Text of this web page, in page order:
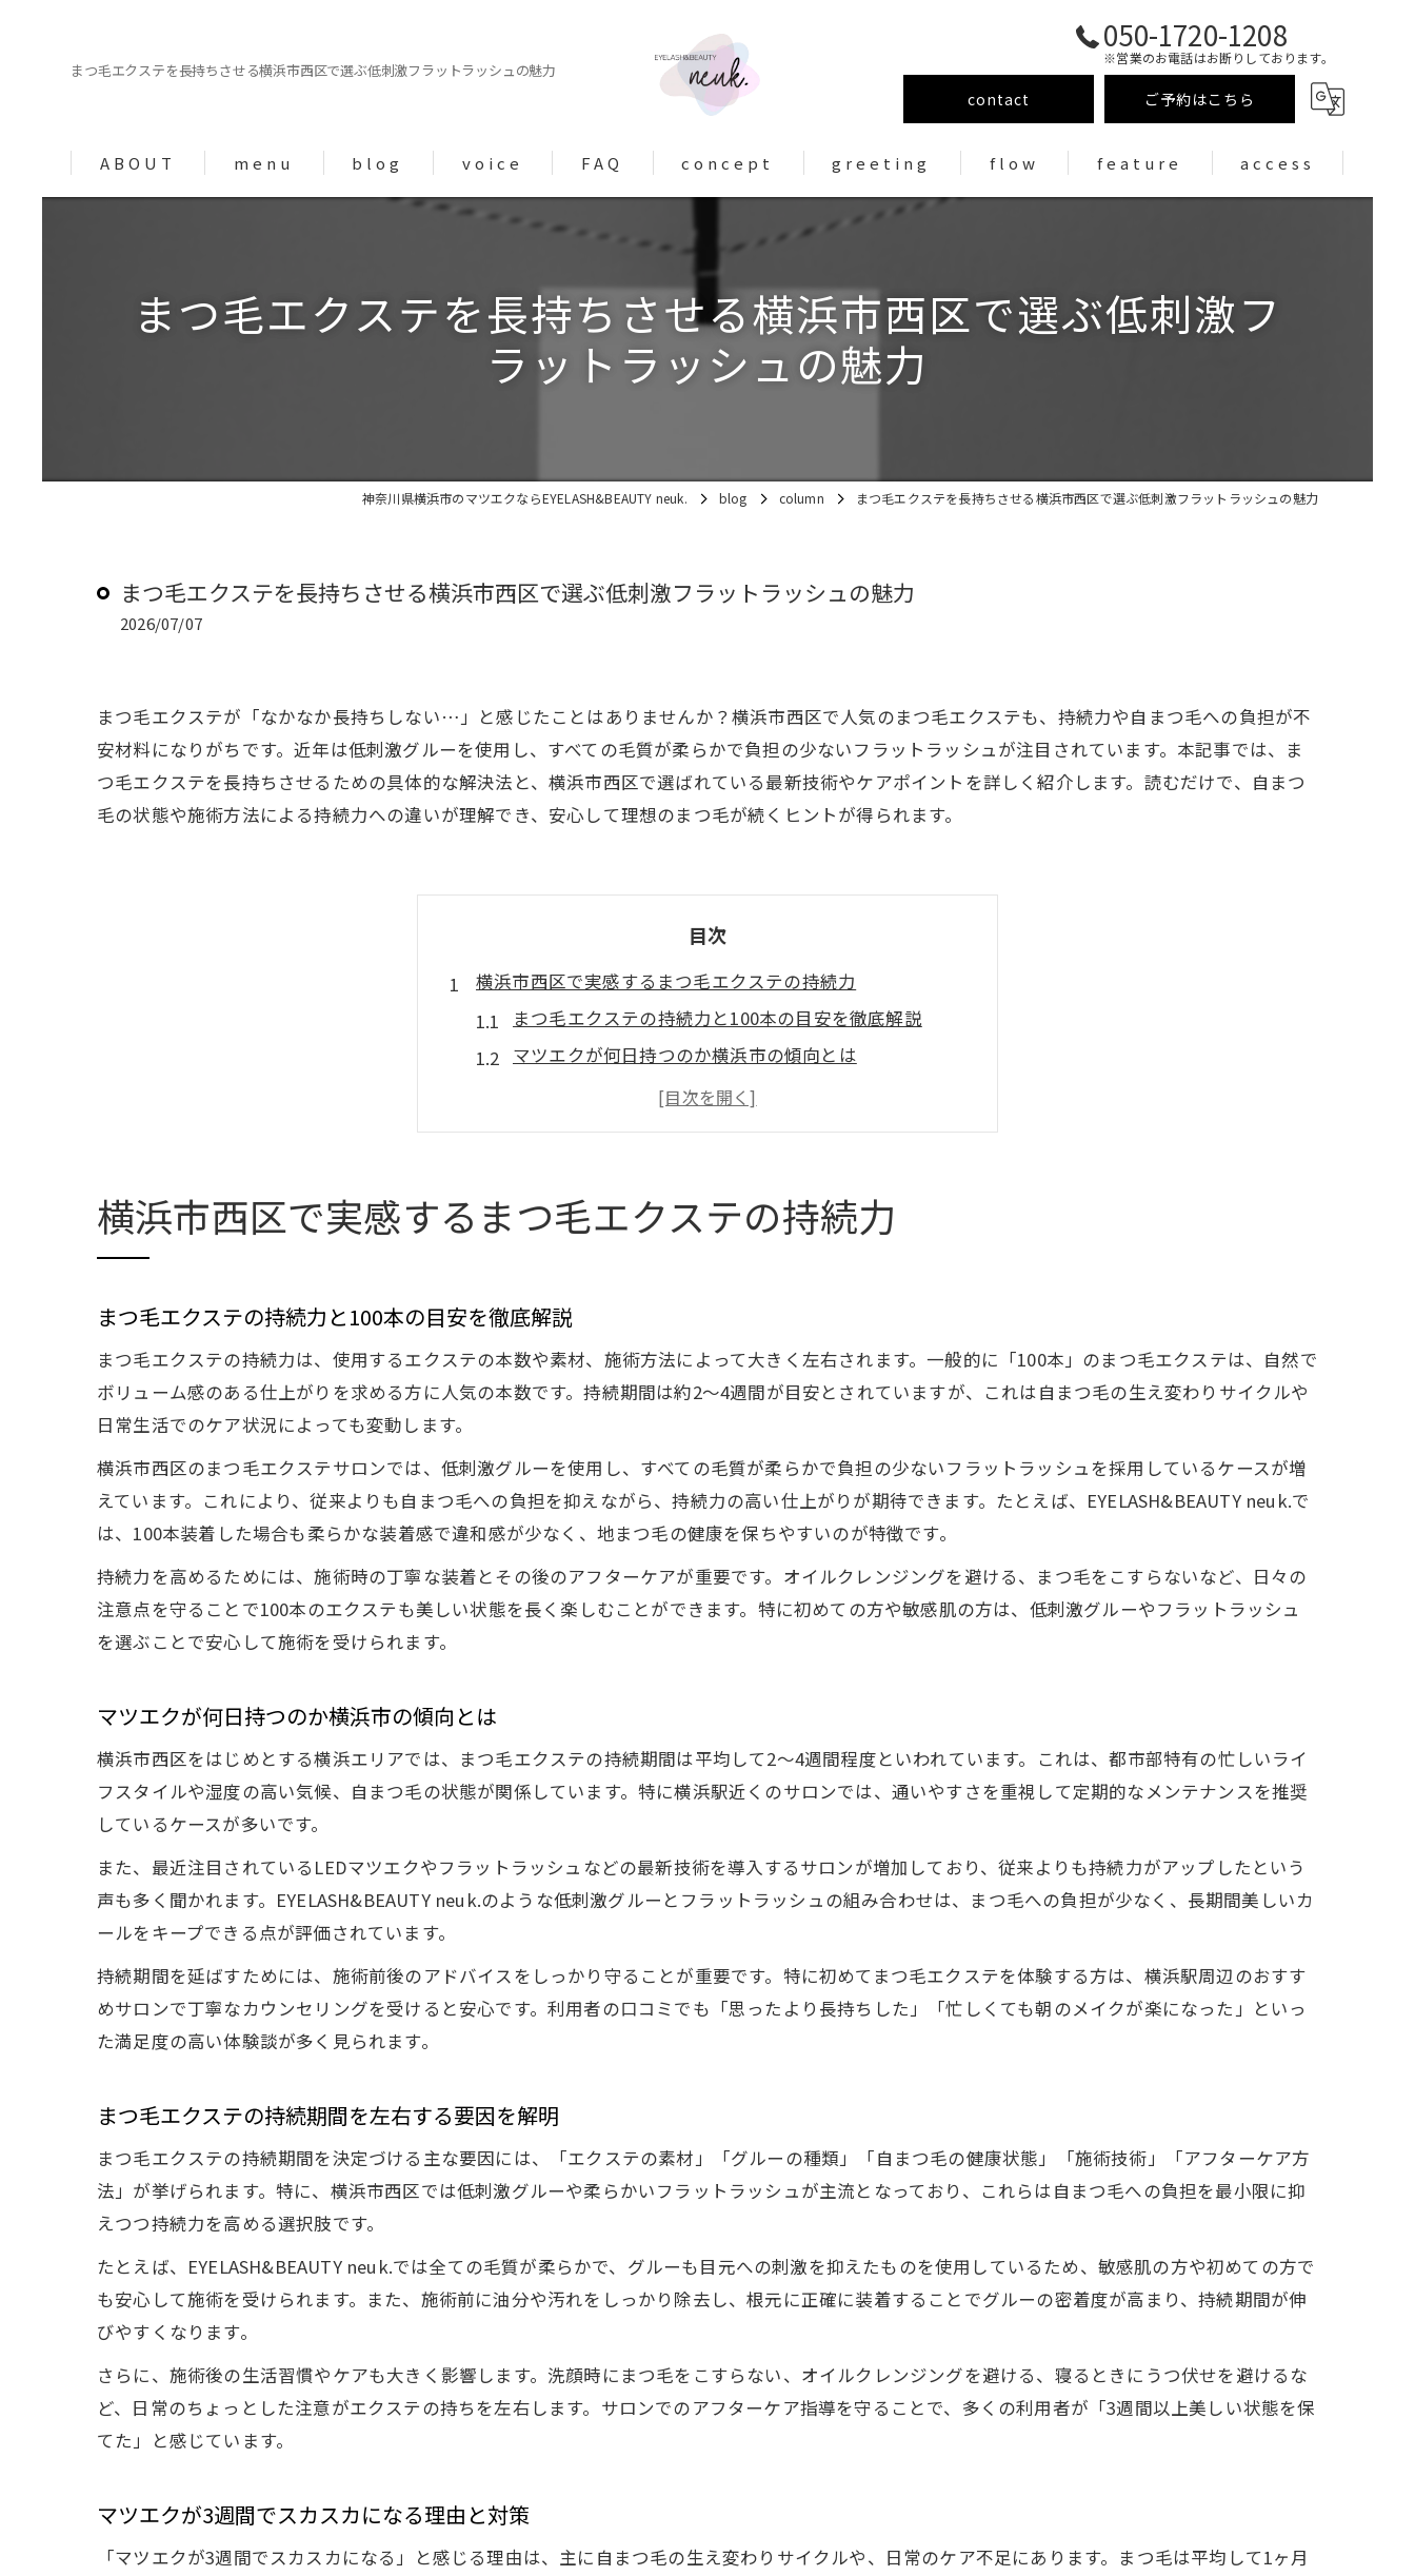
まつ毛エクステを長持ちさせる横浜市西区で選ぶ低刺激フラットラッシュの魅力
050-1720-1208
※営業のお電話はお断りしております。
contact ご予約はこちら
ABOUT menu blog voice FAQ concept greeting flow feature
アイブロウ/眉毛wax
access
まつ毛エクステを長持ちさせる横浜市西区で選ぶ低刺激フ
ラットラッシュの魅力
神奈川県横浜市のマツエクならEYELASH&BEAUTY neuk. blog column まつ毛エクステを長持ちさせる横浜市西区で選ぶ低刺激フラットラッシュの魅力
まつ毛エクステを長持ちさせる横浜市西区で選ぶ低刺激フラットラッシュの魅力
2026/07/07
まつ毛エクステが「なかなか長持ちしない…」と感じたことはありませんか？横浜市西区で人気のまつ毛エクステも、持続力や自まつ毛への負担が不
安材料になりがちです。近年は低刺激グルーを使用し、すべての毛質が柔らかで負担の少ないフラットラッシュが注目されています。本記事では、ま
つ毛エクステを長持ちさせるための具体的な解決法と、横浜市西区で選ばれている最新技術やケアポイントを詳しく紹介します。読むだけで、自まつ
毛の状態や施術方法による持続力への違いが理解でき、安心して理想のまつ毛が続くヒントが得られます。
目次
横浜市西区で実感するまつ毛エクステの持続力
まつ毛エクステの持続力と100本の目安を徹底解説
マツエクが何日持つのか横浜市の傾向とは
まつ毛エクステの持続期間を左右する要因を解明
マツエクが3週間でスカスカになる理由と対策
自まつ毛に優しいフラットラッシュ体験談
フラットラッシュで実感するまつ毛エクステの軽やかさ
負担の少ないフラットラッシュ体験の感想まとめ
まつ毛エクステLカールの自然な仕上がり体験記
横浜駅周辺で選ぶおすすめフラットラッシュとは
低刺激グルー採用でまつ毛エクステが長持ちする理由
まつ毛エクステの持続力を高めるグルーの選び方
LEDマツエクと低刺激グルーの組み合わせ効果
自まつ毛の健康を守るグルーの重要ポイント
横浜でおすすめの低刺激まつ毛エクステサロン
まつ毛エクステの毛質選びが持続力に与える影響
自まつ毛に優しい柔らかさで長持ちマツエク実現
衛生面と技術力重視のサロン選び徹底解説
まつ毛エクステサロンの衛生管理が重要な理由
横浜駅周辺でおすすめの衛生重視サロン選び方
まつ毛エクステ施術前に確認すべきポイント
まつ毛エクステ長持ちのための毎日ケア方法
オイルフリー洗顔がまつ毛エクステ持続に効果的
施術後24時間の注意点と持続力アップコツ
まつ毛エクステ本数やカール選びの最適解
横浜市西区で実感するまつ毛エクステの持続力
まつ毛エクステの持続力と100本の目安を徹底解説
まつ毛エクステの持続力は、使用するエクステの本数や素材、施術方法によって大きく左右されます。一般的に「100本」のまつ毛エクステは、自然で
ボリューム感のある仕上がりを求める方に人気の本数です。持続期間は約2〜4週間が目安とされていますが、これは自まつ毛の生え変わりサイクルや
日常生活でのケア状況によっても変動します。
横浜市西区のまつ毛エクステサロンでは、低刺激グルーを使用し、すべての毛質が柔らかで負担の少ないフラットラッシュを採用しているケースが増
えています。これにより、従来よりも自まつ毛への負担を抑えながら、持続力の高い仕上がりが期待できます。たとえば、EYELASH&BEAUTY neuk.で
は、100本装着した場合も柔らかな装着感で違和感が少なく、地まつ毛の健康を保ちやすいのが特徴です。
持続力を高めるためには、施術時の丁寧な装着とその後のアフターケアが重要です。オイルクレンジングを避ける、まつ毛をこすらないなど、日々の
注意点を守ることで100本のエクステも美しい状態を長く楽しむことができます。特に初めての方や敏感肌の方は、低刺激グルーやフラットラッシュ
を選ぶことで安心して施術を受けられます。
マツエクが何日持つのか横浜市の傾向とは
横浜市西区をはじめとする横浜エリアでは、まつ毛エクステの持続期間は平均して2〜4週間程度といわれています。これは、都市部特有の忙しいライ
フスタイルや湿度の高い気候、自まつ毛の状態が関係しています。特に横浜駅近くのサロンでは、通いやすさを重視して定期的なメンテナンスを推奨
しているケースが多いです。
また、最近注目されているLEDマツエクやフラットラッシュなどの最新技術を導入するサロンが増加しており、従来よりも持続力がアップしたという
声も多く聞かれます。EYELASH&BEAUTY neuk.のような低刺激グルーとフラットラッシュの組み合わせは、まつ毛への負担が少なく、長期間美しいカ
ールをキープできる点が評価されています。
持続期間を延ばすためには、施術前後のアドバイスをしっかり守ることが重要です。特に初めてまつ毛エクステを体験する方は、横浜駅周辺のおすす
めサロンで丁寧なカウンセリングを受けると安心です。利用者の口コミでも「思ったより長持ちした」「忙しくても朝のメイクが楽になった」といっ
た満足度の高い体験談が多く見られます。
まつ毛エクステの持続期間を左右する要因を解明
まつ毛エクステの持続期間を決定づける主な要因には、「エクステの素材」「グルーの種類」「自まつ毛の健康状態」「施術技術」「アフターケア方
法」が挙げられます。特に、横浜市西区では低刺激グルーや柔らかいフラットラッシュが主流となっており、これらは自まつ毛への負担を最小限に抑
えつつ持続力を高める選択肢です。
たとえば、EYELASH&BEAUTY neuk.では全ての毛質が柔らかで、グルーも目元への刺激を抑えたものを使用しているため、敏感肌の方や初めての方で
も安心して施術を受けられます。また、施術前に油分や汚れをしっかり除去し、根元に正確に装着することでグルーの密着度が高まり、持続期間が伸
びやすくなります。
さらに、施術後の生活習慣やケアも大きく影響します。洗顔時にまつ毛をこすらない、オイルクレンジングを避ける、寝るときにうつ伏せを避けるな
ど、日常のちょっとした注意がエクステの持ちを左右します。サロンでのアフターケア指導を守ることで、多くの利用者が「3週間以上美しい状態を保
てた」と感じています。
マツエクが3週間でスカスカになる理由と対策
「マツエクが3週間でスカスカになる」と感じる理由は、主に自まつ毛の生え変わりサイクルや、日常のケア不足にあります。まつ毛は平均して1ヶ月